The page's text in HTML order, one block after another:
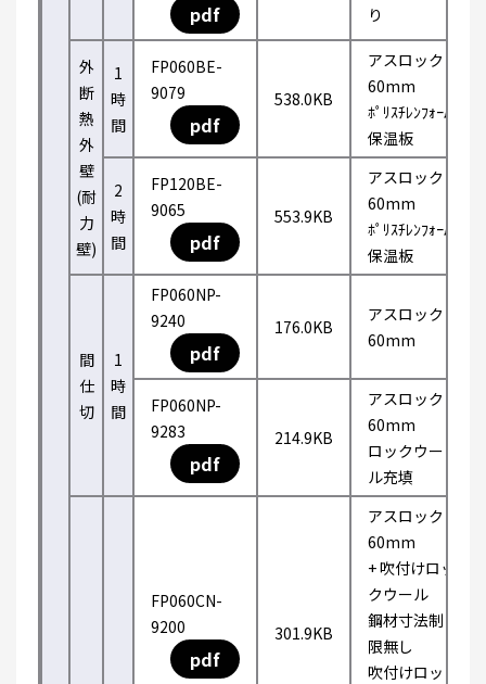
pdf
り
外
断
熱
外
壁
(耐
力
壁)
1
時
間
FP060BE-
9079
pdf
538.0KB
アスロック
60mm
ﾎﾟﾘｽﾁﾚﾝﾌｫｰﾑ
保温板
2
時
間
FP120BE-
9065
pdf
553.9KB
アスロック
60mm
ﾎﾟﾘｽﾁﾚﾝﾌｫｰﾑ
保温板
間
仕
切
1
時
間
FP060NP-
9240
pdf
176.0KB
アスロック
60mm
FP060NP-
9283
pdf
214.9KB
アスロック
60mm
ロックウー
ル充填
FP060CN-
9200
pdf
301.9KB
アスロック
60mm
+ 吹付けロッ
クウール
鋼材寸法制
限無し
吹付けロッ